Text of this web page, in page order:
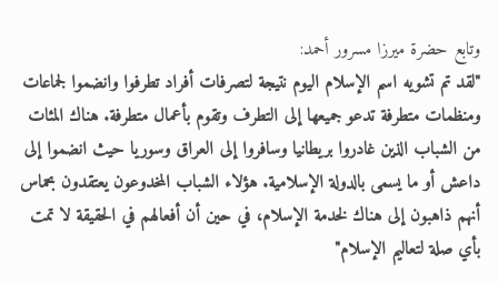
وتابع حضرة ميرزا مسرور أحمد:
"لقد تم تشويه اسم الإسلام اليوم نتيجة لتصرفات أفراد تطرفوا وانضموا لجماعات
ومنظمات متطرفة تدعو جميعها إلى التطرف وتقوم بأعمال متطرفة. هناك المئات
من الشباب الذين غادروا بريطانيا وسافروا إلى العراق وسوريا حيث انضموا إلى
داعش أو ما يسمى بالدولة الإسلامية. هؤلاء الشباب المخدوعون يعتقدون بحماس
أنهم ذاهبون إلى هناك لخدمة الإسلام، في حين أن أفعالهم في الحقيقة لا تمت
بأي صلة لتعاليم الإسلام"